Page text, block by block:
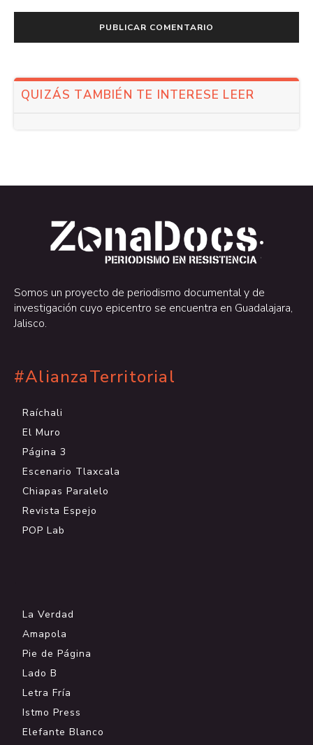
QUIZÁS TAMBIÉN TE INTERESE LEER
.
.
Somos un proyecto de periodismo documental y de
investigación cuyo epicentro se encuentra en Guadalajara,
Jalisco.
#AlianzaTerritorial
Raíchali
El Muro
Página 3
Escenario Tlaxcala
Chiapas Paralelo
Revista Espejo
POP Lab
La Verdad
Amapola
Pie de Página
Lado B
Letra Fría
Istmo Press
Elefante Blanco